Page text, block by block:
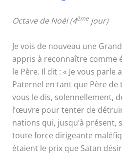
Octave de Noël (4èmejour)
Je vois de nouveau une
appris à reconnaître comme
le Père. Il dit : « Je vous parle
Paternel en tant que Père de
vous le dis, solennellement,
l’œuvre pour tenter de
nations qui, jusqu’à présent,
toute force dirigeante
étaient le prix que Satan